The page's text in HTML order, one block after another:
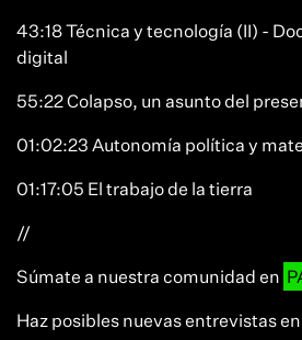
43:18 Técnica y tecnología (II) -
digital
55:22 Colapso, un asunto del
01:02:23 Autonomía política y
01:17:05 El trabajo de la tierra
//
Súmate a nuestra comunidad en
Haz posibles nuevas entrevistas en